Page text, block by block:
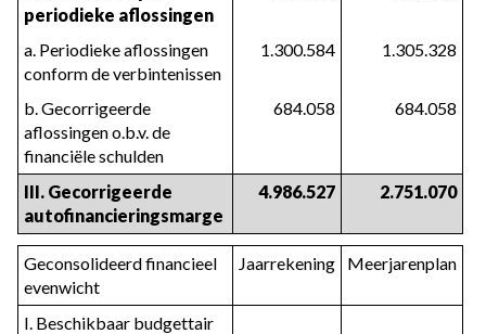
periodieke aflossingen
a. Periodieke aflossingen
conform de verbintenissen
1.300.584 1.305.328
b. Gecorrigeerde
aflossingen o.b.v. de
financiële schulden
684.058 684.058
III. Gecorrigeerde
autofinancieringsmarge
4.986.527 2.751.070
Geconsolideerd financieel
evenwicht
Jaarrekening Meerjarenplan
I. Beschikbaar budgettair